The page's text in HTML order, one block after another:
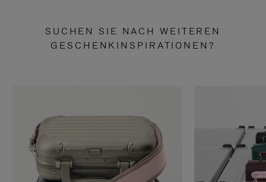
SUCHEN SIE NACH WEITEREN
GESCHENKINSPIRATIONEN?